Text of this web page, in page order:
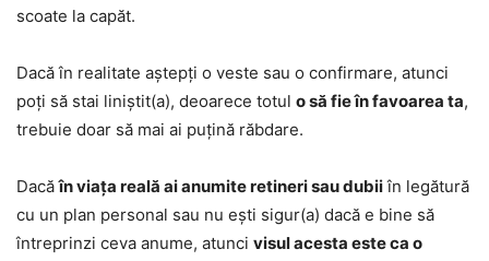
scoate la capăt.
Dacă în realitate aștepți o veste sau o confirmare, atunci
poți să stai liniștit(a), deoarece totul o să fie în favoarea ta,
trebuie doar să mai ai puțină răbdare.
Dacăîn viața reală ai anumite retineri sau dubiiîn legătură
cu un plan personal sau nu ești sigur(a) dacă e bine să
întreprinzi ceva anume, atunci visul acesta este ca o